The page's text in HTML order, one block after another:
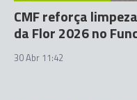
CMF reforça
da Flor 2026 no
30 Abr 11:42